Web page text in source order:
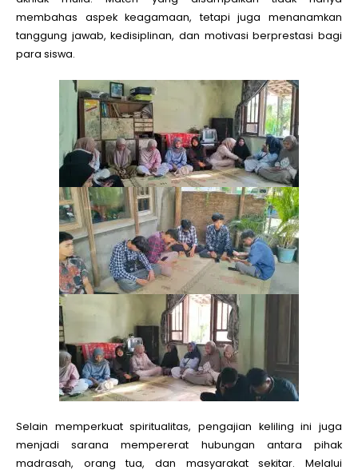
membahas aspek keagamaan, tetapi juga menanamkan
tanggung jawab, kedisiplinan, dan motivasi berprestasi bagi
para siswa.
Selain memperkuat spiritualitas, pengajian keliling ini juga
menjadi sarana mempererat hubungan antara pihak
madrasah, orang tua, dan masyarakat sekitar. Melalui